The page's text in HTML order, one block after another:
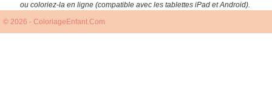
ou coloriez-la en ligne (compatible avec les tablettes iPad et Android).
© 2026 - ColoriageEnfant.Com